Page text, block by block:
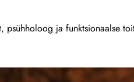
psühholoog ja funktsionaalse